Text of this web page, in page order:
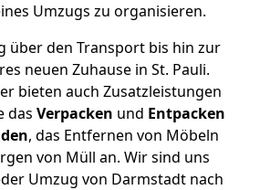
Umzugs zu organisieren.
über den Transport bis hin zur
neuen Zuhause in St. Pauli.
bieten auch Zusatzleistungen
das Verpacken und Entpacken
, das Entfernen von Möbeln
von Müll an. Wir sind uns
Umzug von Darmstadt nach